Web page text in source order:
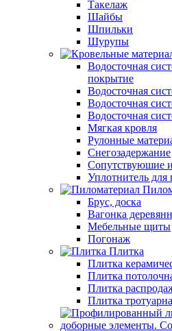
Такелаж
Шайбы
Шпильки
Шурупы
Водосточная
покрытие
Водосточная
Водосточная
Водосточная
Мягкая кровля
Рулонные
Снегозадержание
Сопутствуюшие
Уплотнитель для
Брус, доска
Вагонка
Мебельные щиты
Погонаж
Плитка
Плитка
Плитка
Плитка
Плитка